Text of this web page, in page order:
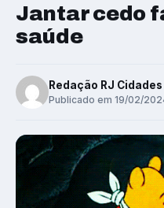
Jantar cedo
saúde
Redação RJ Cidades
Publicado em 19/02/